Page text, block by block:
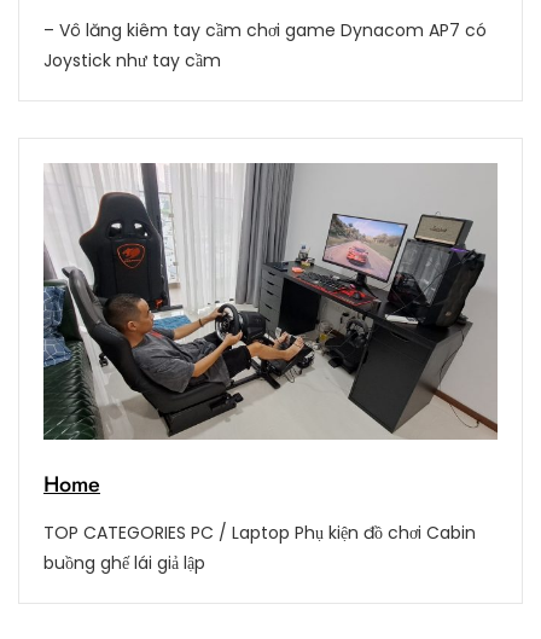
– Vô lăng kiêm tay cầm chơi game Dynacom AP7 có
Joystick như tay cầm
Home
TOP CATEGORIES PC / Laptop Phụ kiện đồ chơi Cabin
buồng ghế lái giả lập